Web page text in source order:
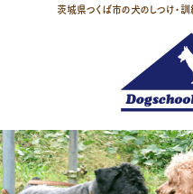
茨城県つくば市の犬のしつけ・訓